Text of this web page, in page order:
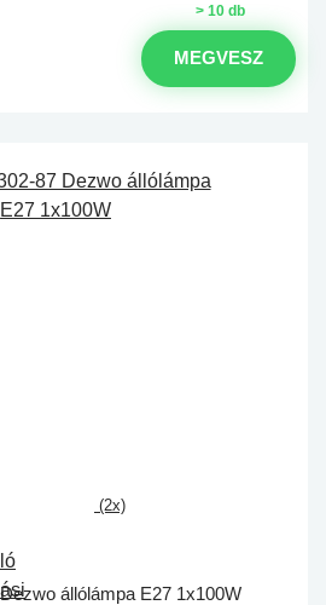
> 10 db
MEGVESZ
(2x)
állólámpa E27 1x100W